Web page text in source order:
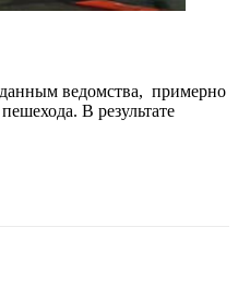
ведомства, примерно
В результате